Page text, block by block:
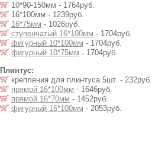
10*90-150мм - 1764руб.
16*100мм - 1239руб.
16*75мм - 1026руб.
ступенчатый 16*100мм - 1704руб.
фигурный 10*100мм - 1704руб.
фигурный 10*75мм - 1704руб.
Плинтус:
крепления для плинтуса 5шт. - 232руб.
прямой 16*100мм - 1646руб.
прямой 16*70мм - 1452руб.
фигурный 16*100мм - 2053руб.